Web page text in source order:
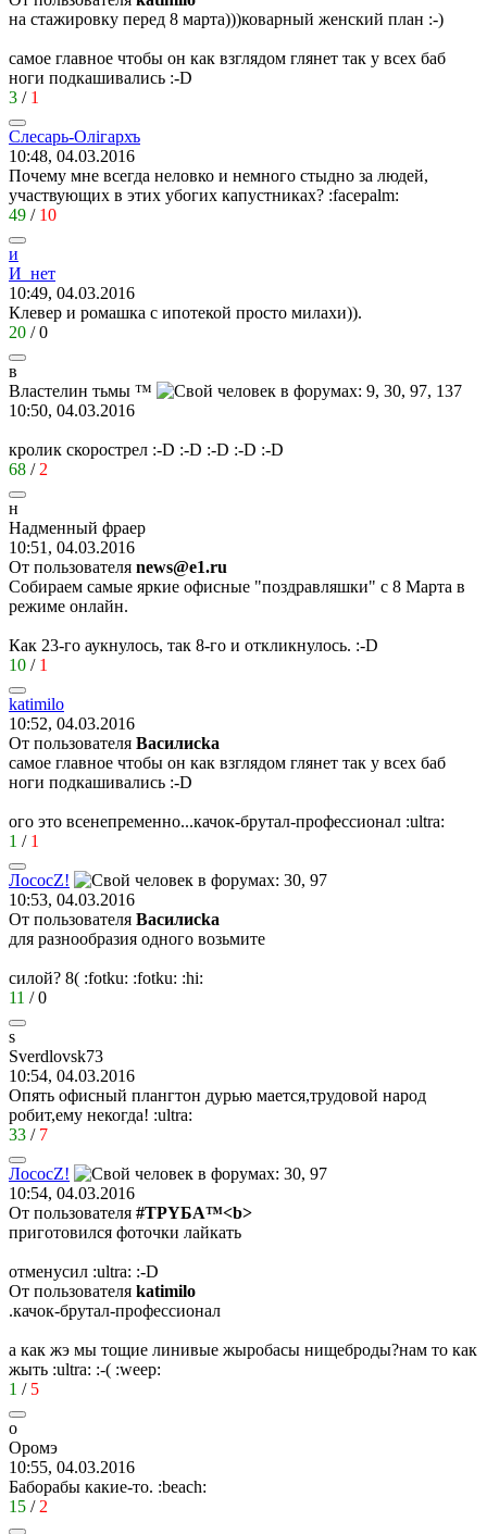
на стажировку перед 8 марта)))коварный женский план :-)
самое главное чтобы он как взглядом глянет так у всех баб
ноги подкашивались :-D
3 / 1
Слесарь-Олiгархъ
10:48, 04.03.2016
Почему мне всегда неловко и немного стыдно за людей,
участвующих в этих убогих капустниках? :facepalm:
49 / 10
и
И нет
10:49, 04.03.2016
Клевер и ромашка с ипотекой просто милахи)).
20 /0
в
Властелин тьмы ™
10:50, 04.03.2016
кролик скорострел :-D :-D :-D :-D :-D
68 / 2
н
Надменный фраер
10:51, 04.03.2016
От пользователя news@e1.ru
Собираем самые яркие офисные "поздравляшки" с 8 Марта в
режиме онлайн.
Как 23-го аукнулось, так 8-го и откликнулось. :-D
10 / 1
katimilo
10:52, 04.03.2016
От пользователя Василисkа
самое главное чтобы он как взглядом глянет так у всех баб
ноги подкашивались :-D
ого это всенепременно...качок-брутал-профессионал :ultra:
1 / 1
ЛососZ!
10:53, 04.03.2016
От пользователя Василисkа
для разнообразия одного возьмите
силой? 8( :fotku: :fotku: :hi:
11 /0
s
Sverdlovsk73
10:54, 04.03.2016
Опять офисный плангтон дурью мается,трудовой народ
робит,ему некогда! :ultra:
33 / 7
ЛососZ!
10:54, 04.03.2016
От пользователя #ТРYБА™<b>
приготовился фоточки лайкать
отменусил :ultra: :-D
От пользователя katimilo
.качок-брутал-профессионал
а как жэ мы тощие линивые жыробасы нищеброды?нам то как
жыть :ultra: :-( :weep:
1 / 5
о
Оромэ
10:55, 04.03.2016
Баборабы какие-то. :beach:
15 / 2